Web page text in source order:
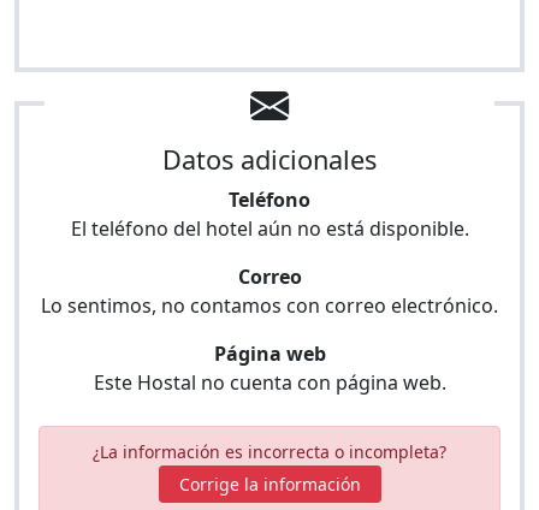
Datos adicionales
Teléfono
El teléfono del hotel aún no está disponible.
Correo
Lo sentimos, no contamos con correo electrónico.
Página web
Este Hostal no cuenta con página web.
¿La información es incorrecta o incompleta?
Corrige la información